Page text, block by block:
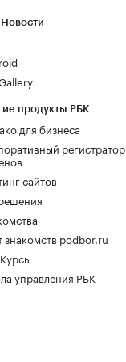
продукты РБК
для бизнеса
регистратор
сайтов
знакомств podbor.ru
управления РБК